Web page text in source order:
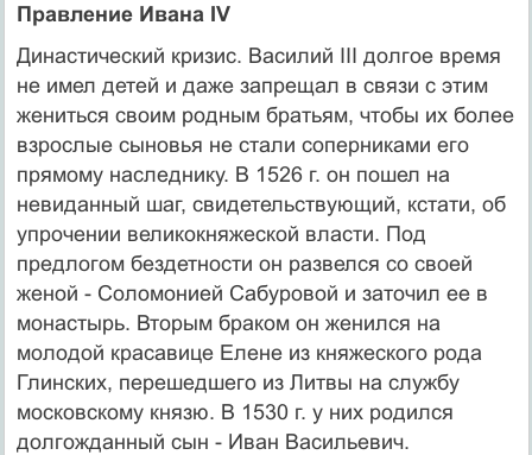
Правление Ивана IV
Династический кризис. Василий III долгое время
не имел детей и даже запрещал в связи с этим
жениться своим родным братьям, чтобы их более
взрослые сыновья не стали соперниками его
прямому наследнику. В 1526 г. он пошел на
невиданный шаг, свидетельствующий, кстати, об
упрочении великокняжеской власти. Под
предлогом бездетности он развелся со своей
женой - Соломонией Сабуровой и заточил ее в
монастырь. Вторым браком он женился на
молодой красавице Елене из княжеского рода
Глинских, перешедшего из Литвы на службу
московскому князю. В 1530 г. у них родился
долгожданный сын - Иван Васильевич.